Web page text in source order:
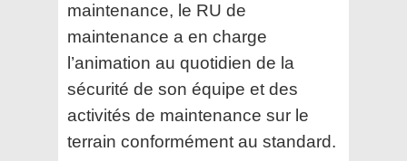
maintenance, le RU de
maintenance a en charge
l’animation au quotidien de la
sécurité de son équipe et des
activités de maintenance sur le
terrain conformément au standard.